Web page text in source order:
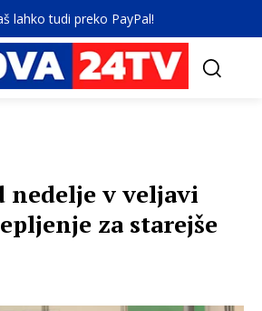
lahko tudi preko PayPal!
nedelje v veljavi
za starejše